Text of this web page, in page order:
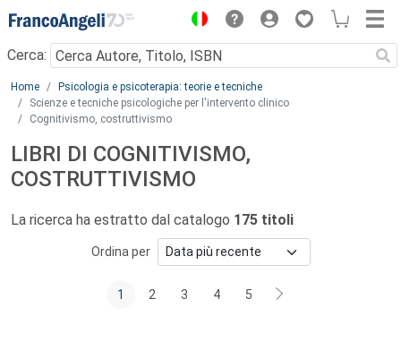
Menu
Cerca:
Main content
Home
Psicologia e psicoterapia: teorie e tecniche
Scienze e tecniche psicologiche per l'intervento clinico
Cognitivismo, costruttivismo
LIBRI DI COGNITIVISMO,
COSTRUTTIVISMO
La ricerca ha estratto dal catalogo 175 titoli
Ordina per
1 2 3 4 5